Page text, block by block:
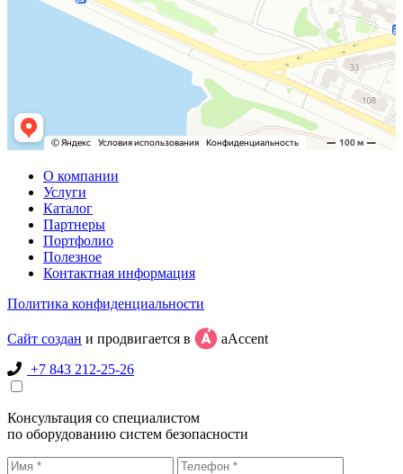
О компании
Услуги
Каталог
Партнеры
Портфолио
Полезное
Контактная информация
Политика конфиденциальности
Сайт создан и продвигается в
aAccent
+7 843 212-25-26
Консультация со специалистом
по оборудованию систем безопасности